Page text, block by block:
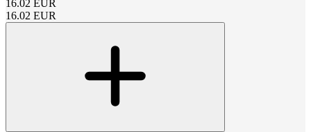
16.02 EUR
16.02 EUR